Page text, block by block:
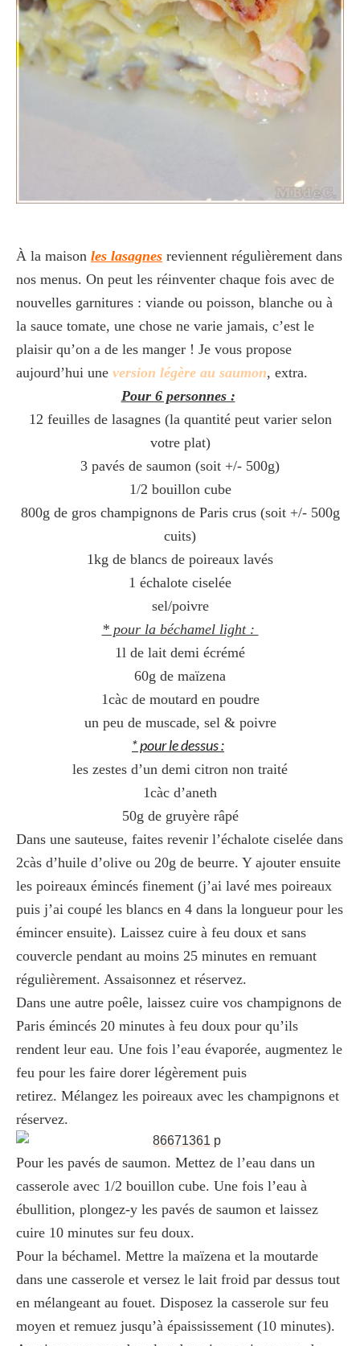
À la maison les lasagnes reviennent régulièrement dans
nos menus. On peut les réinventer chaque fois avec de
nouvelles garnitures : viande ou poisson, blanche ou à
la sauce tomate, une chose ne varie jamais, c’est le
plaisir qu’on a de les manger ! Je vous propose
aujourd’hui une version légère au saumon, extra.
Pour 6 personnes :
12 feuilles de lasagnes (la quantité peut varier selon
votre plat)
3 pavés de saumon (soit +/- 500g)
1/2 bouillon cube
800g de gros champignons de Paris crus (soit +/- 500g
cuits)
1kg de blancs de poireaux lavés
1 échalote ciselée
sel/poivre
* pour la béchamel light :
1l de lait demi écrémé
60g de maïzena
1càc de moutard en poudre
un peu de muscade, sel & poivre
* pour le dessus :
les zestes d’un demi citron non traité
1càc d’aneth
50g de gruyère râpé
Dans une sauteuse, faites revenir l’échalote ciselée dans
2càs d’huile d’olive ou 20g de beurre. Y ajouter ensuite
les poireaux émincés finement (j’ai lavé mes poireaux
puis j’ai coupé les blancs en 4 dans la longueur pour les
émincer ensuite). Laissez cuire à feu doux et sans
couvercle pendant au moins 25 minutes en remuant
régulièrement. Assaisonnez et réservez.
Dans une autre poêle, laissez cuire vos champignons de
Paris émincés 20 minutes à feu doux pour qu’ils
rendent leur eau. Une fois l’eau évaporée, augmentez le
feu pour les faire dorer légèrement puis
retirez. Mélangez les poireaux avec les champignons et
réservez.
Pour les pavés de saumon. Mettez de l’eau dans un
casserole avec 1/2 bouillon cube. Une fois l’eau à
ébullition, plongez-y les pavés de saumon et laissez
cuire 10 minutes sur feu doux.
Pour la béchamel. Mettre la maïzena et la moutarde
dans une casserole et versez le lait froid par dessus tout
en mélangeant au fouet. Disposez la casserole sur feu
moyen et remuez jusqu’à épaississement (10 minutes).